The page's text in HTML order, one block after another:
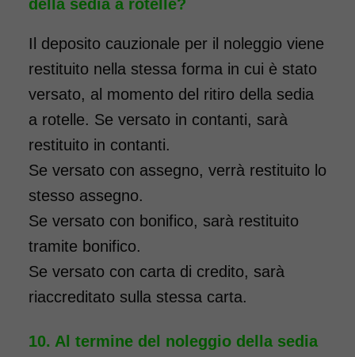
Noleggio sedia a rotelle seduta
46 cm TRANSITO con pedane
elevabili estraibili. Il noleggio
minimo è di 7 giorni a partire
da 76 euro. Consegniamo a
domicilio in tutta Italia,
contattaci per maggiori
informazioni.
COSTO NOLEGGIO
della sedia a rotelle?
Il deposito cauzionale per il noleggio viene
restituito nella stessa forma in cui è stato
versato, al momento del ritiro della sedia
a rotelle. Se versato in contanti, sarà
restituito in contanti.
Se versato con assegno, verrà restituito lo
stesso assegno.
Se versato con bonifico, sarà restituito
tramite bonifico.
Se versato con carta di credito, sarà
riaccreditato sulla stessa carta.
Al termine del noleggio della sedia